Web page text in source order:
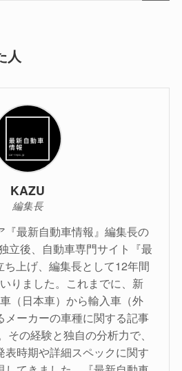
人
KAZU
編集長
『最新自動車情報』編集長の
立後、自動車専門サイト『最
上げ、編集長として12年間
りました。これまでに、新
（日本車）から輸入車（外
メーカーの車種に関する記事
その経験と独自の分析力で、
表時期や詳細スペックに関す